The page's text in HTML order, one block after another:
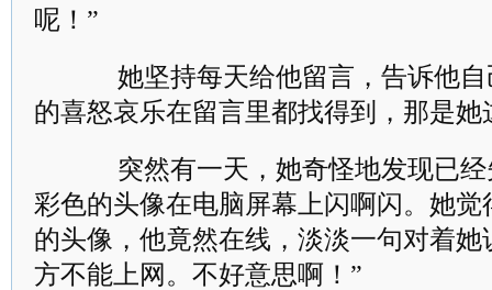
呢！”
她坚持每天给他留言，告诉他自
的喜怒哀乐在留言里都找得到，那是
突然有一天，她奇怪地发现已经
彩色的头像在电脑屏幕上闪啊闪。她
的头像，他竟然在线，淡淡一句对着她
方不能上网。不好意思啊！”